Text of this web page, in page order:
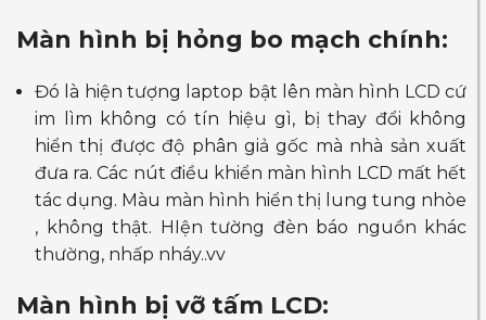
Màn hình bị hỏng bo mạch chính:
Đó là hiện tượng laptop bật lên màn hình LCD cứ
im lìm không có tín hiệu gì, bị thay đổi không
hiển thị được độ phân giả gốc mà nhà sản xuất
đưa ra. Các nút điều khiển màn hình LCD mất hết
tác dụng. Màu màn hình hiển thị lung tung nhòe
, không thật. HIện tường đèn báo nguồn khác
thường, nhấp nháy..vv
Màn hình bị vỡ tấm LCD: